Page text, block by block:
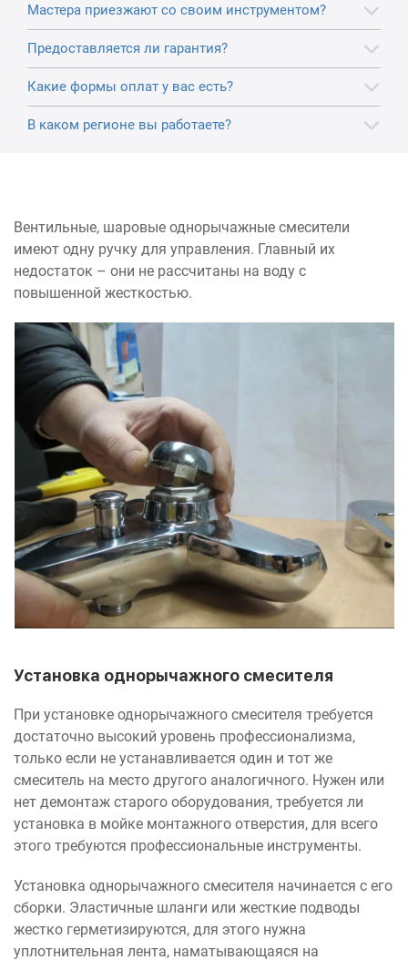
Мастера приезжают со своим инструментом?
Предоставляется ли гарантия?
Какие формы оплат у вас есть?
В каком регионе вы работаете?
Вентильные, шаровые однорычажные смесители
имеют одну ручку для управления. Главный их
недостаток – они не рассчитаны на воду с
повышенной жесткостью.
Установка однорычажного смесителя
При установке однорычажного смесителя требуется
достаточно высокий уровень профессионализма,
только если не устанавливается один и тот же
смеситель на место другого аналогичного. Нужен или
нет демонтаж старого оборудования, требуется ли
установка в мойке монтажного отверстия, для всего
этого требуются профессиональные инструменты.
Установка однорычажного смесителя начинается с его
сборки. Эластичные шланги или жесткие подводы
жестко герметизируются, для этого нужна
уплотнительная лента, наматывающаяся на